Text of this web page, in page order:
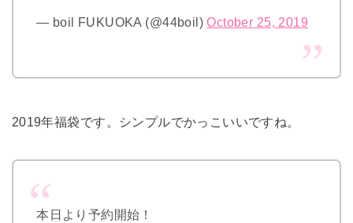
— boil FUKUOKA (@44boil)October 25, 2019
2019年福袋です。シンプルでかっこいいですね。
本日より予約開始！